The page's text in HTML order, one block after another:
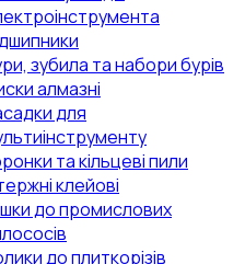
зубила та набори бурів
алмазні
для
та кільцеві пили
клейові
до промислових
до плиткорізів